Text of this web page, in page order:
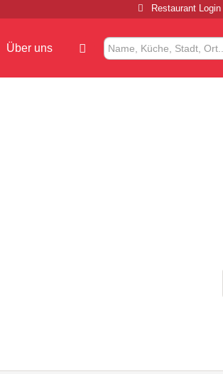
Restaurant Login
Über uns